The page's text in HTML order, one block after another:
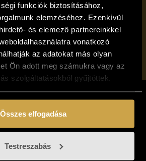
funkciók biztosításához,
elemzéséhez. Ezenkívül
és elemező partnereinkkel
vonatkozó
az adatokat más olyan
Ön adott meg számukra vagy az
szolgáltatásokból gyűjtöttek.
Összes elfogadása
Testreszabás
a Vándorfény Galéria
Feliratkozom